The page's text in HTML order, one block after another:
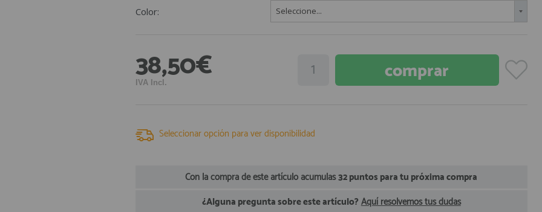
Color:
Seleccione...
38,50€
IVA Incl.
Seleccionar opción para ver disponibilidad
Con la compra de este artículo acumulas32 puntos para tu próxima compra
¿Alguna pregunta sobre este artículo? Aquí resolvemos tus dudas